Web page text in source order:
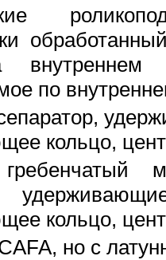
внутреннем
по
кольцо,
кольцо,
но с